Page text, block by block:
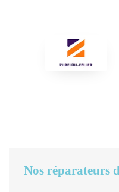
Nos réparateurs